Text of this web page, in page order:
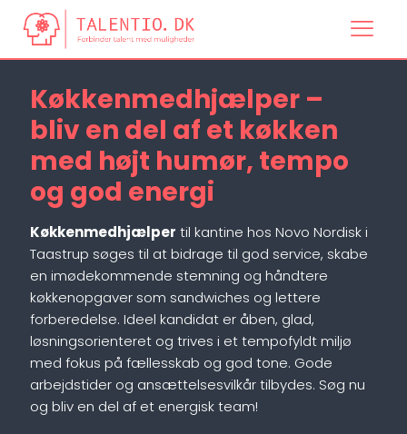
Køkkenmedhjælper –
bliv en del af et køkken
med højt humør, tempo
og god energi
Køkkenmedhjælper til kantine hos Novo Nordisk i
Taastrup søges til at bidrage til god service, skabe
en imødekommende stemning og håndtere
køkkenopgaver som sandwiches og lettere
forberedelse. Ideel kandidat er åben, glad,
løsningsorienteret og trives i et tempofyldt miljø
med fokus på fællesskab og god tone. Gode
arbejdstider og ansættelsesvilkår tilbydes. Søg nu
og bliv en del af et energisk team!